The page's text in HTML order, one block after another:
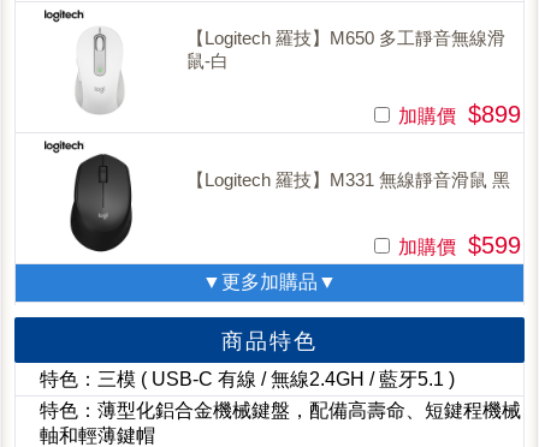
【Logitech 羅技】M650 多工靜音無線滑
鼠-白
加購價 $899
【Logitech 羅技】M331 無線靜音滑鼠 黑
加購價 $599
▼更多加購品▼
商品特色
特色：三模 ( USB-C 有線 / 無線2.4GH / 藍牙5.1 )
特色：薄型化鋁合金機械鍵盤，配備高壽命、短鍵程機械
軸和輕薄鍵帽